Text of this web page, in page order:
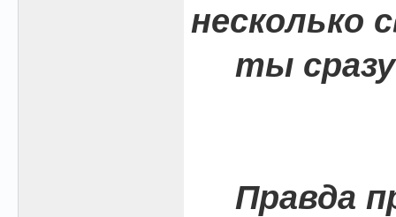
несколько
ты
Правда